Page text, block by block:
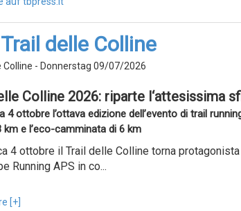
delle Colline
Colline - Donnerstag 09/07/2026
Colline 2026: riparte l‘attesissima
4 ottobre l’ottava edizione dell’evento di trail
km e l’eco-camminata di 6 km
4 ottobre il Trail delle Colline torna
Running APS in co...
[+]